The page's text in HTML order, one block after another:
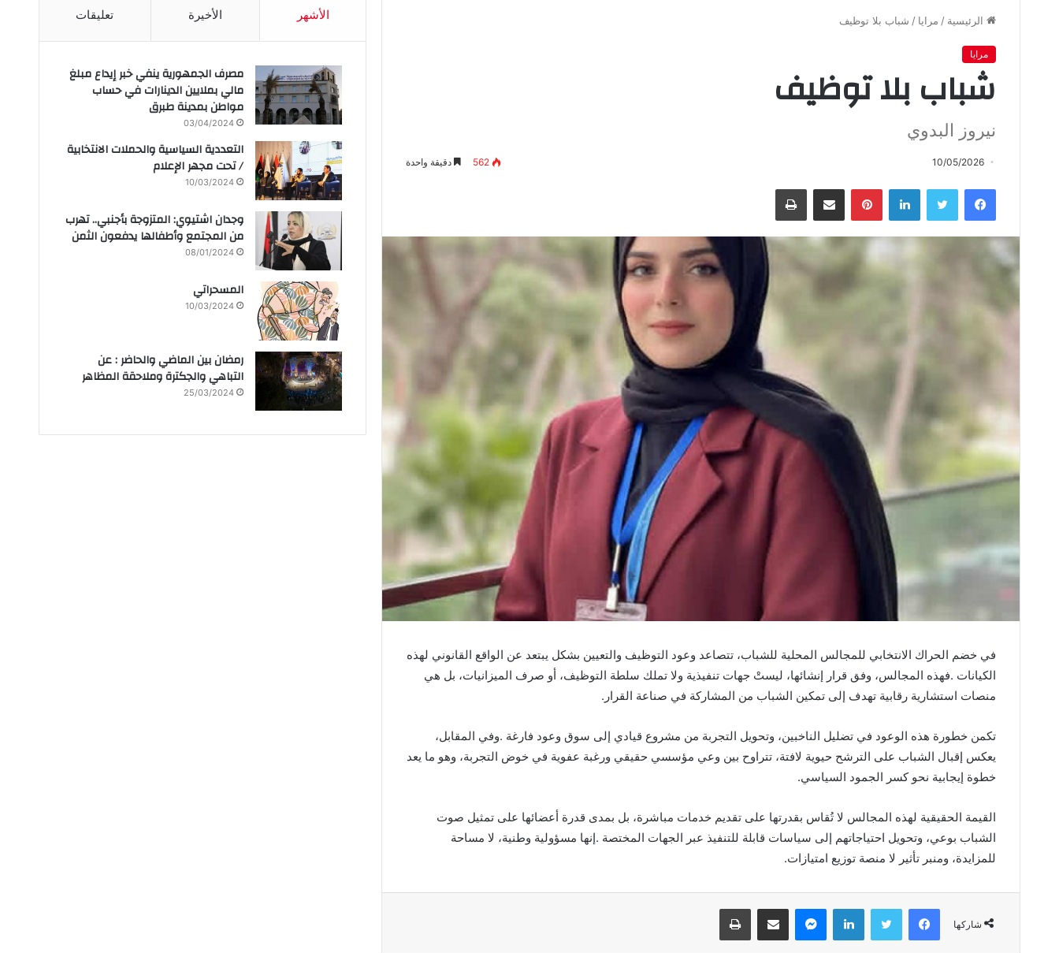
الرئيسية / مرايا / شباب‭ ‬بلا‭ ‬توظيف
مرايا
شباب‭ ‬بلا‭ ‬توظيف
نيروز‭ ‬البدوي‭ ‬
10/05/2026
562 دقيقة واحدة
فيسبوك تويتر لينكدإن بينتيريست مشاركة عبر البريد طباعة
‬منصات‭ ‬استشارية‭ ‬رقابية‭ ‬تهدف‭ ‬إلى‭ ‬تمكين‭ ‬الشباب‭ ‬من‭ ‬المشاركة‭ ‬في‭ ‬صناعة‭ ‬القرار‭.‬
‬خطوة‭ ‬إيجابية‭ ‬نحو‭ ‬كسر‭ ‬الجمود‭ ‬السياسي‭.‬
‬للمزايدة،‭ ‬ومنبر‭ ‬تأثير‭ ‬لا‭ ‬منصة‭ ‬توزيع‭ ‬امتيازات‭.‬
شاركها
فيسبوك تويتر لينكدإن ماسنجر مشاركة عبر البريد طباعة
الأشهر الأخيرة تعليقات
مصرف الجمهورية ينفي خبر إيداع مبلغ
مالي بملايين الدينارات في حساب
مواطن بمدينة طبرق
03/04/2024
التعددية السياسية والحملات الانتخابية
/ تحت مجهر الإعلام
10/03/2024
وجدان اشتيوي: المتزوجة بأجنبي.. تهرب
من المجتمع وأطفالها يدفعون الثمن
08/01/2024
المسحراتي
10/03/2024
رمضان بين الماضي والحاضر : عن
التباهي والجكترة وملاحقة المظاهر
25/03/2024